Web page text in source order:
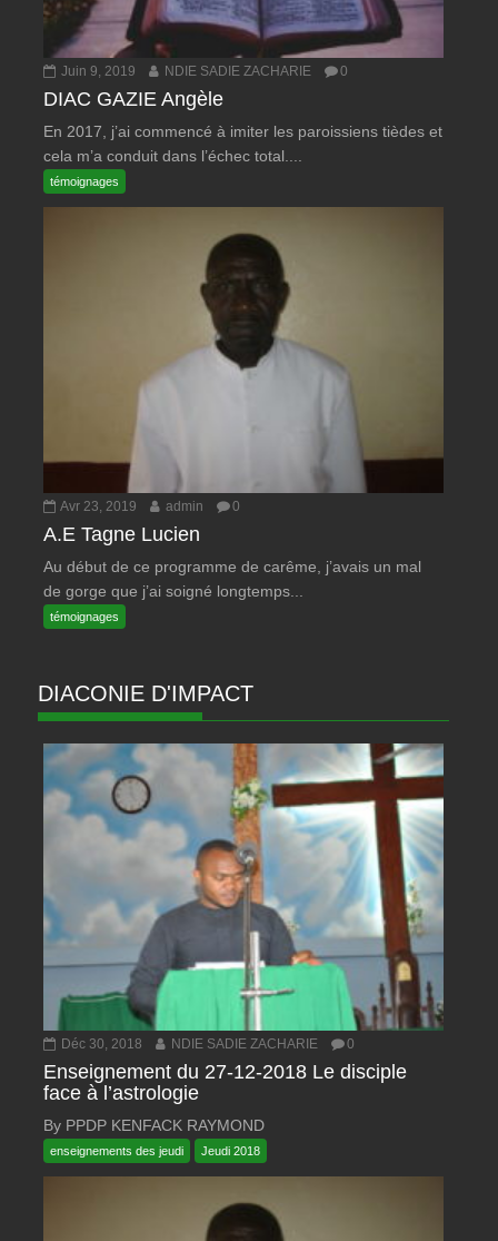
Juin 9, 2019 NDIE SADIE ZACHARIE 0
DIAC GAZIE Angèle
En 2017, j’ai commencé à imiter les paroissiens tièdes et
cela m’a conduit dans l’échec total....
témoignages
Avr 23, 2019 admin 0
A.E Tagne Lucien
Au début de ce programme de carême, j’avais un mal
de gorge que j’ai soigné longtemps...
témoignages
DIACONIE D'IMPACT
Déc 30, 2018 NDIE SADIE ZACHARIE 0
Enseignement du 27-12-2018 Le disciple
face à l’astrologie
By PPDP KENFACK RAYMOND
enseignements des jeudi Jeudi 2018